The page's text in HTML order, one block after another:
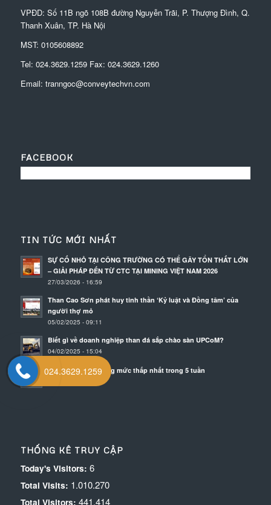
VPĐD: Số 11B ngõ 108B đường Nguyễn Trãi, P. Thượng Đình, Q.
Thanh Xuân, TP. Hà Nội
MST: 0105608892
Tel: 024.3629.1259Fax: 024.3629.1260
Email: tranngoc@conveytechvn.com
FACEBOOK
TIN TỨC MỚI NHẤT
SỰ CỐ NHỎ TẠI CÔNG TRƯỜNG CÓ THỂ GÂY TỔN THẤT LỚN
– GIẢI PHÁP ĐẾN TỪ CTC TẠI MINING VIỆT NAM 2026
27/03/2026 - 16:59
Than Cao Sơn phát huy tinh thần ‘Kỷ luật và Đồng tâm’ của
người thợ mỏ
05/02/2025 - 09:11
Biết gì về doanh nghiệp than đá sắp chào sàn UPCoM?
04/02/2025 - 15:04
Giá quặng sắt xuống mức thấp nhất trong 5 tuần
THỐNG KÊ TRUY CẬP
Today's Visitors: 6
Total Visits: 1.010.270
Total Visitors: 441.414
024.3629.1259